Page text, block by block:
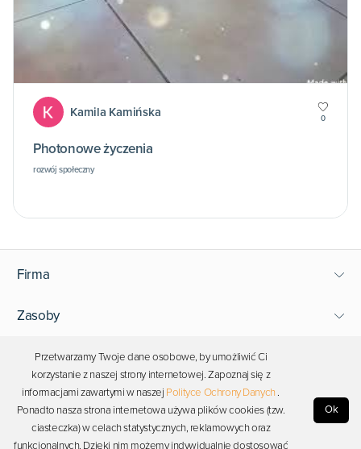
Kamila Kamińska 0
Photonowe życzenia
rozwój społeczny
Firma
Zasoby
Wsparcie
Bądź blisko Photona
Copyright © 2026 Photon. Wszelkie prawa zastrzeżone.
Przetwarzamy Twoje dane osobowe, by umożliwić Ci
korzystanie z naszej strony internetowej. Zapoznaj się z
informacjami zawartymi w naszej Polityce Ochrony Danych .
Ponadto nasza strona internetowa używa plików cookies (tzw.
ciasteczka) w celach statystycznych, reklamowych oraz
funkcjonalnych. Dzięki nim możemy indywidualnie dostosować
Ok